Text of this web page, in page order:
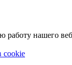
нашего
cookie